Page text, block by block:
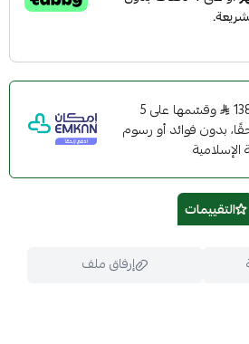
وقسّمها على 5
بدون فوائد أو رسوم
التقييمات
إرفاق ملف